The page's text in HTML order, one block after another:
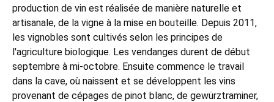
production de vin est réalisée de manière naturelle et
artisanale, de la vigne à la mise en bouteille. Depuis 2011,
les vignobles sont cultivés selon les principes de
l'agriculture biologique. Les vendanges durent de début
septembre à mi-octobre. Ensuite commence le travail
dans la cave, où naissent et se développent les vins
provenant de cépages de pinot blanc, de gewürztraminer,